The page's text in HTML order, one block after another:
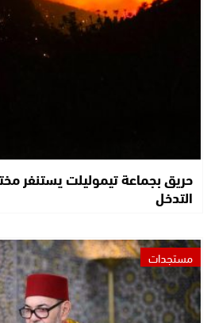
حريق بجماعة تيموليلت يستنفر
التدخل
مستجدات